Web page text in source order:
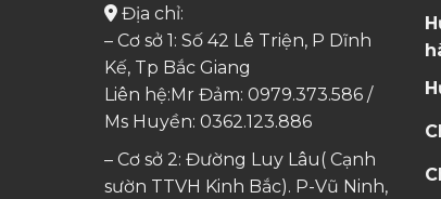
Địa chỉ:
– Cơ sở 1: Số 42 Lê Triện, P Dĩnh
Kế, Tp Bắc Giang
Liên hệ:Mr Đảm: 0979.373.586 /
Ms Huyền: 0362.123.886
– Cơ sở 2: Đường Luy Lâu( Cạnh
sườn TTVH Kinh Bắc). P-Vũ Ninh,